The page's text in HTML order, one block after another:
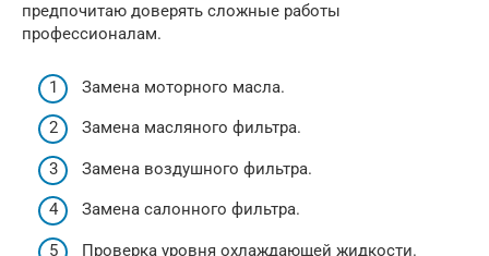
предпочитаю доверять сложные работы
профессионалам.
Замена моторного масла.
Замена масляного фильтра.
Замена воздушного фильтра.
Замена салонного фильтра.
Проверка уровня охлаждающей жидкости.